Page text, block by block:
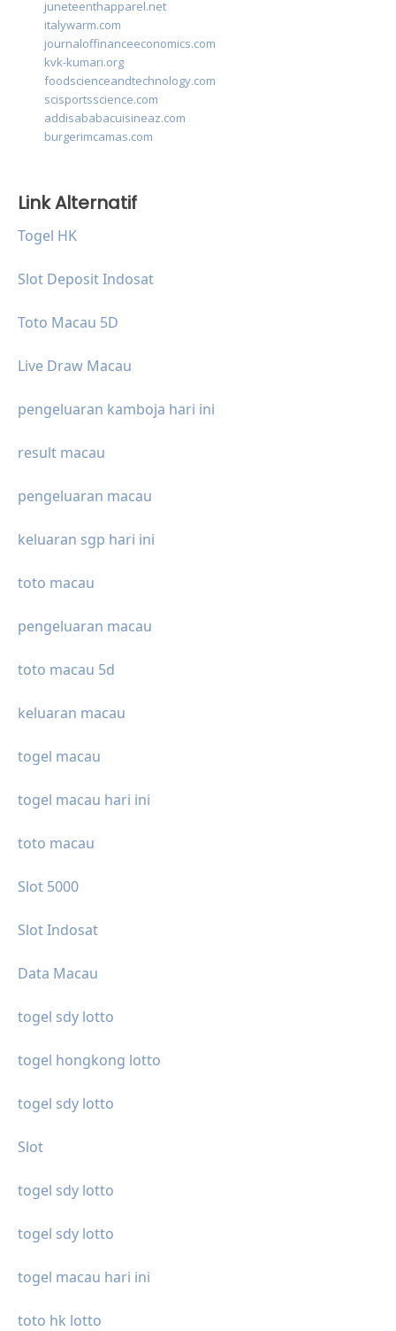
juneteenthapparel.net
italywarm.com
journaloffinanceeconomics.com
kvk-kumari.org
foodscienceandtechnology.com
scisportsscience.com
addisababacuisineaz.com
burgerimcamas.com
Link Alternatif
Togel HK
Slot Deposit Indosat
Toto Macau 5D
Live Draw Macau
pengeluaran kamboja hari ini
result macau
pengeluaran macau
keluaran sgp hari ini
toto macau
pengeluaran macau
toto macau 5d
keluaran macau
togel macau
togel macau hari ini
toto macau
Slot 5000
Slot Indosat
Data Macau
togel sdy lotto
togel hongkong lotto
togel sdy lotto
Slot
togel sdy lotto
togel sdy lotto
togel macau hari ini
toto hk lotto